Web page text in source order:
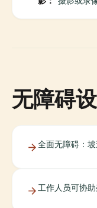
无障碍
全面无障碍：
工作人员可协